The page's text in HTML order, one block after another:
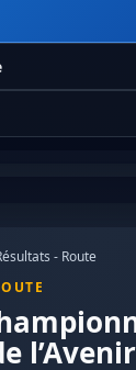
- Route